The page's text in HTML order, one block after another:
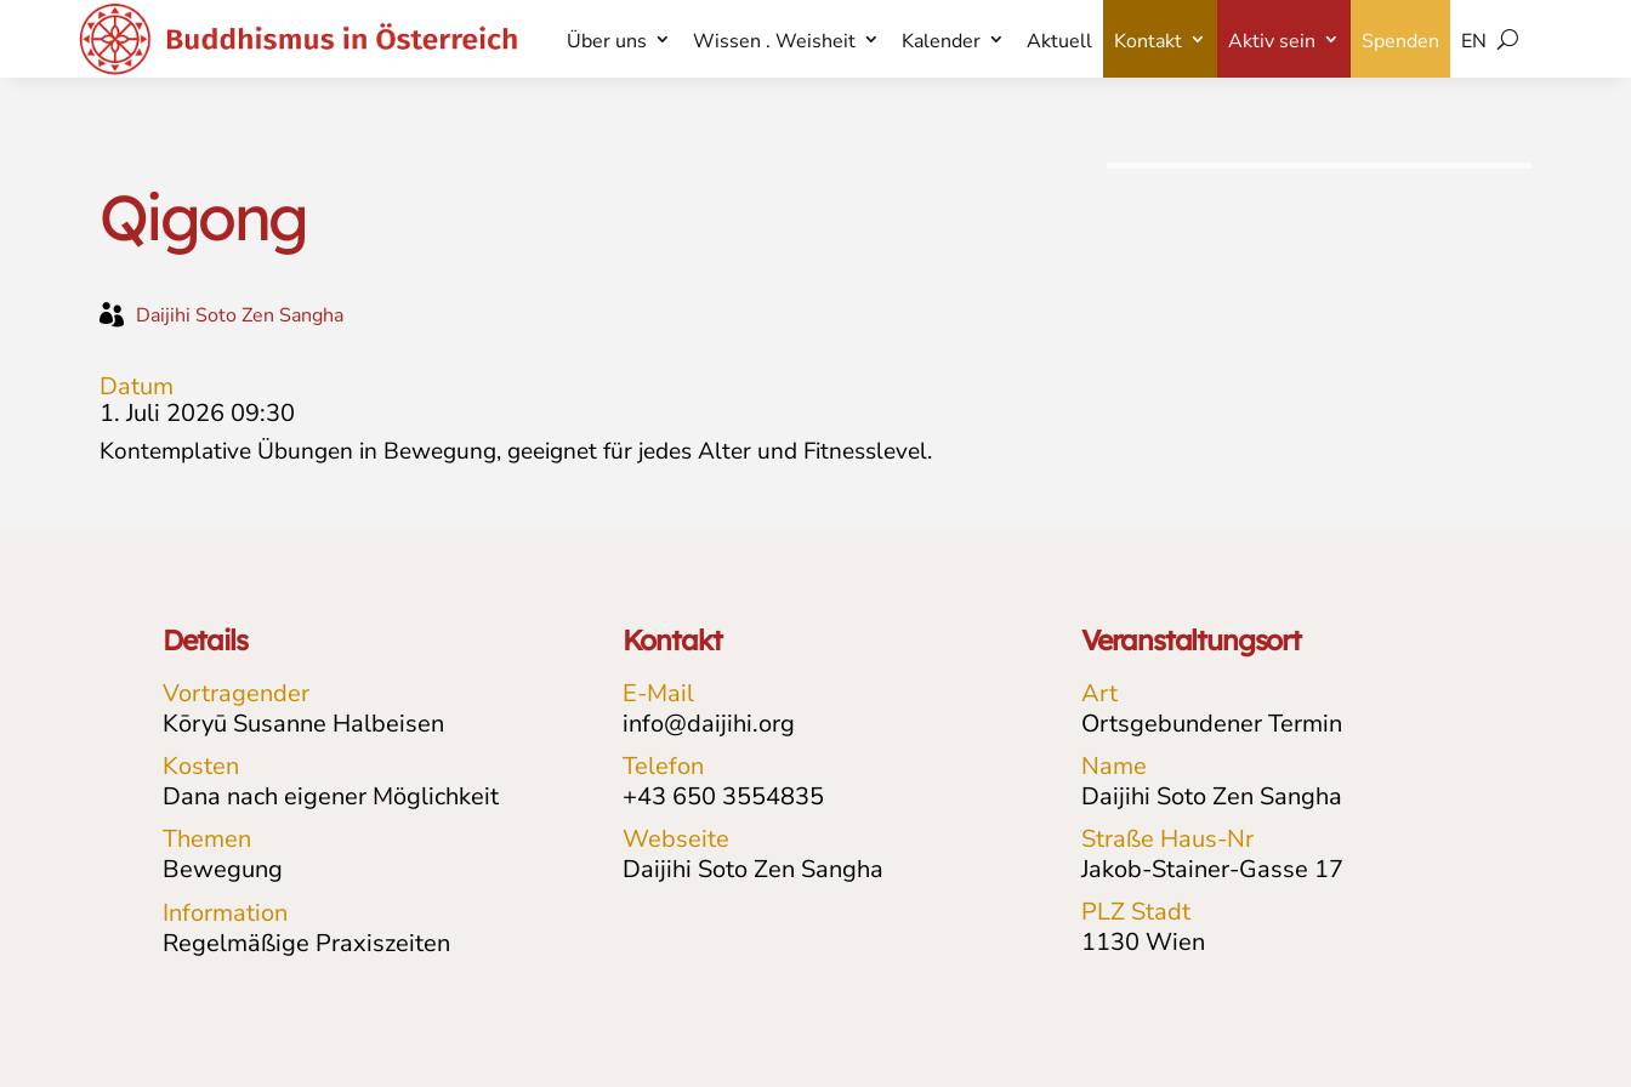
Über uns Wissen . Weisheit Kalender Aktuell Kontakt Aktiv sein Spenden EN
Über uns Wissen . Weisheit Kalender Aktuell Kontakt Aktiv sein Spenden EN
Qigong
 Daijihi Soto Zen Sangha
Datum
1. Juli 2026 09:30
Kontemplative Übungen in Bewegung, geeignet für jedes Alter und Fitnesslevel.
Details
Vortragender
Kōryū Susanne Halbeisen
Kosten
Dana nach eigener Möglichkeit
Themen
Bewegung
Information
Regelmäßige Praxiszeiten
Kontakt
E-Mail
info@daijihi.org
Telefon
+43 650 3554835
Webseite
Daijihi Soto Zen Sangha
Veranstaltungsort
Art
Ortsgebundener Termin
Name
Daijihi Soto Zen Sangha
Straße Haus-Nr
Jakob-Stainer-Gasse 17
PLZ Stadt
1130 Wien